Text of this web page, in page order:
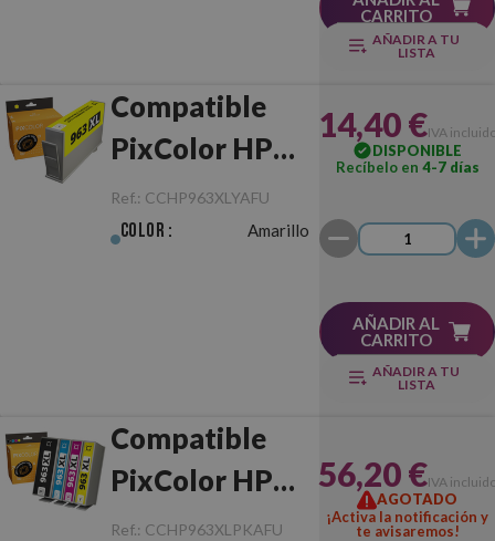
CARRITO
AÑADIR A TU
LISTA
Compatible
PixColor HP
963XL Amarillo
Chip Anti-
Ref.: CCHP963XLYAFU
Color : Amarillo
14,40 €IVA
DISPONIBLE
Recíbelo en 4-7 días
AÑADIR AL
CARRITO
AÑADIR A TU
LISTA
Compatible
PixColor HP
963XL Pack 4
Ref.: CCHP963XLPKAFU
56,20 €IVA
AGOTADO
¡Activa la notificación y
te avisaremos!